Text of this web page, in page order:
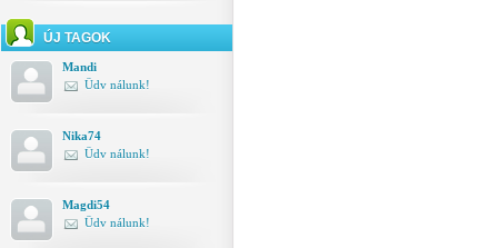
ÚJ TAGOK
Mandi
Üdv nálunk!
Nika74
Üdv nálunk!
Magdi54
Üdv nálunk!